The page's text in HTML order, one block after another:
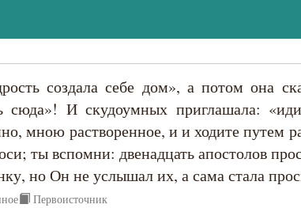
создала себе дом», а потом она
сюда»! И скудоумных приглашала:
мною растворенное, и и ходите путем
ты вспомни: двенадцать апостолов
но Он не услышал их, а сама стала
Первоисточник